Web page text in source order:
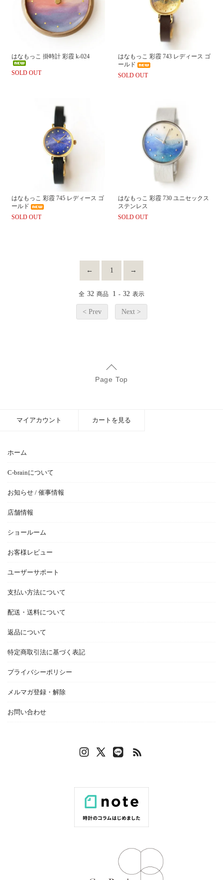
はなもっこ 掛時計 彩霞 k-024
SOLD OUT
はなもっこ 彩霞 743 レディース ゴ
ールド
SOLD OUT
はなもっこ 彩霞 745 レディース ゴ
ールド
SOLD OUT
はなもっこ 彩霞 730 ユニセックス
ステンレス
SOLD OUT
← 1 →
全 32 商品 1 - 32 表示
< Prev Next >
Page Top
ホーム
C-brainについて
お知らせ / 催事情報
店舗情報
ショールーム
お客様レビュー
ユーザーサポート
支払い方法について
配送・送料について
返品について
特定商取引法に基づく表記
プライバシーポリシー
メルマガ登録・解除
お問い合わせ
マイアカウント カートを見る